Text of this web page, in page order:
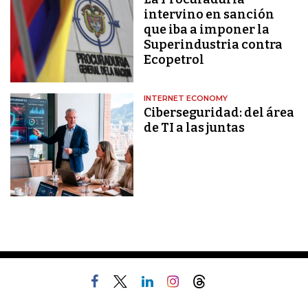
intervino en sanción
que iba a imponer la
Superindustria contra
Ecopetrol
INTERNET ECONOMY
Ciberseguridad: del área
de TI a las juntas